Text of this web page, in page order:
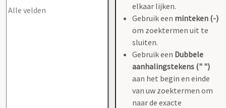
elkaar lijken.
Gebruik een minteken (-)
om zoektermen uit te
sluiten.
Gebruik een Dubbele
aanhalingstekens (" ")
aan het begin en einde
van uw zoektermen om
naar de exacte